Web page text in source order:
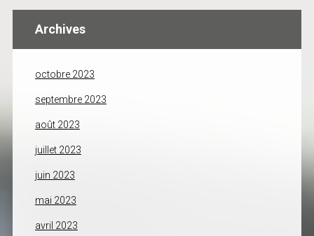
Archives
octobre 2023
septembre 2023
août 2023
juillet 2023
juin 2023
mai 2023
avril 2023